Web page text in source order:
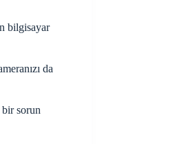
bilgisayar
da
bir sorun